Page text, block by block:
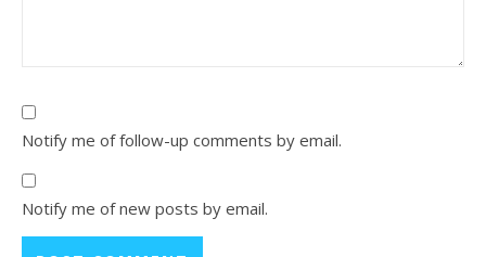
Notify me of follow-up comments by email.
Notify me of new posts by email.